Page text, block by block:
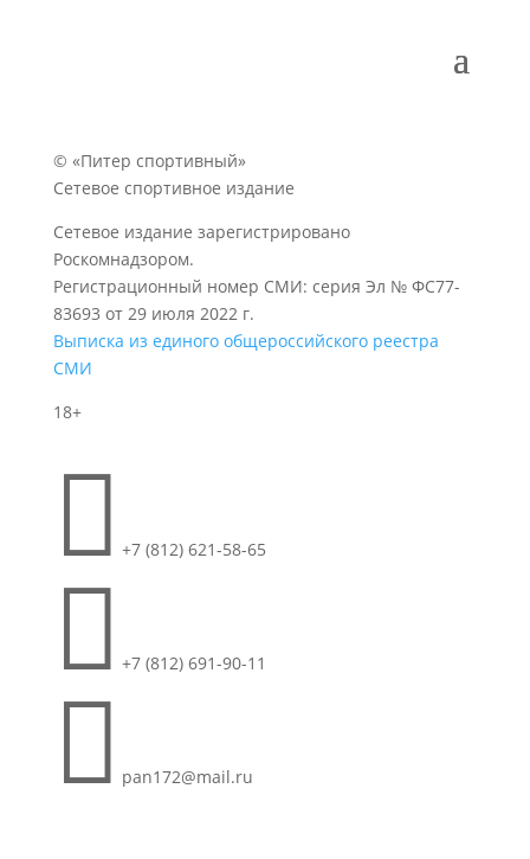
© «Питер спортивный»
Сетевое спортивное издание
Сетевое издание зарегистрировано
Роскомнадзором.
Регистрационный номер СМИ: серия Эл № ФС77-
83693 от 29 июля 2022 г.
Выписка из единого общероссийского реестра
СМИ
18+
 +7 (812) 621-58-65
 +7 (812) 691-90-11
 pan172@mail.ru